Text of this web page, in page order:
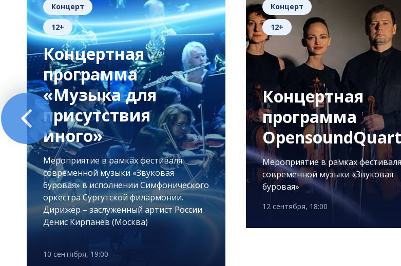
Концерт
12+
Концертная
программа
«Музыка для
присутствия
иного»
Мероприятие в рамках фестиваля
современной музыки «Звуковая
буровая» в исполнении Симфонического
оркестра Сургутской филармонии.
Дирижёр – заслуженный артист России
Денис Кирпанёв (Москва)
10 сентября, 19:00
Концерт
12+
Концертная
программа
Мероприятие в рамках фестиваля
современной музыки «Звуковая
буровая»
12 сентября, 18:00